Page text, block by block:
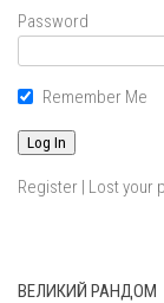
Password
Remember Me
Register | Lost your
ВЕЛИКИЙ РАНДОМ